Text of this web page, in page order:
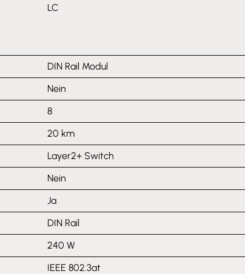
LC
DIN Rail Modul
Nein
8
20 km
Layer2+ Switch
Nein
Ja
DIN Rail
240 W
IEEE 802.3at